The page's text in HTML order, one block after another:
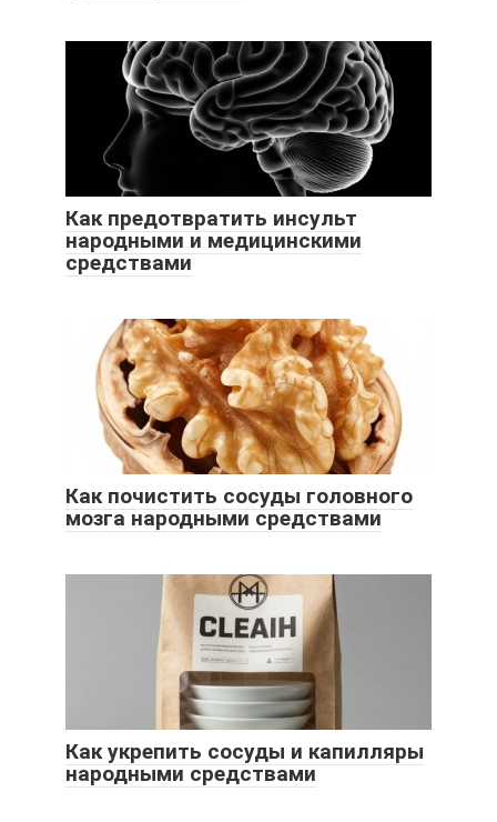
Как предотвратить инсульт
народными и медицинскими
средствами
Как почистить сосуды головного
мозга народными средствами
Как укрепить сосуды и капилляры
народными средствами